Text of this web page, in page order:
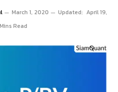
March 1, 2020 Updated: April 19,
Read